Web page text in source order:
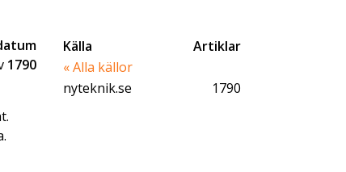
1790
Källa
Artiklar
« Alla källor
nyteknik.se
1790